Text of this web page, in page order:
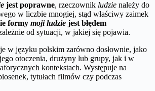
jest poprawne, rzeczownik ludzie należy do
w liczbie mnogiej, stąd właściwy zaimek
formy moji ludzie jest błędem
od sytuacji, w jakiej się pojawia.
w języku polskim zarówno dosłownie, jako
otoczenia, drużyny lub grupy, jak i w
kontekstach. Występuje na
tytułach filmów czy podczas